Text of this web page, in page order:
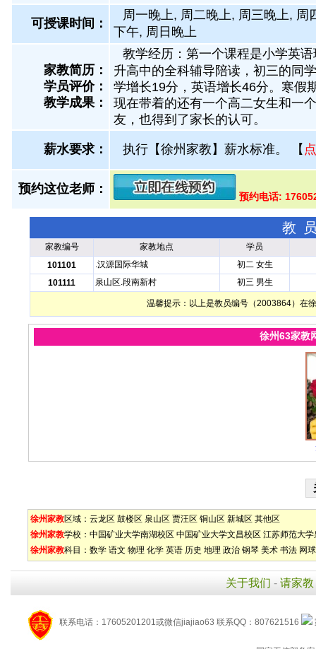
可授课时间：
周一晚上, 周二晚上, 周三晚上,
下午, 周日晚上
家教简历：
学员评价：
教学成果：
教学经历：第一个课程是小学英
升高中的全科辅导陪读，初三的同
学增长19分，英语增长46分。寒假
现在带着的还有一个高二女生和一
友，也得到了家长的认可。
薪水要求： 执行【徐州家教】薪水标准。 【
预约这位老师：
预约电话:
教
家教编号 家教地点
学员
101101
.汉源国际华城
初二 女生
101111
泉山区.段南新村 初三 男生
温馨提示：以上是教员编号（2003864）在
徐州63家教
徐州家教区域： 云龙区 鼓楼区 泉山区 贾汪区 铜山区 新城区 其他区
徐州家教学校： 中国矿业大学南湖校区 中国矿业大学文昌校区 江苏师范大学
徐州家教科目： 数学 语文 物理 化学 英语 历史 地理 政治 钢琴 美术 书法 网球
关于我们 - 请家教
联系电话：17605201201或微信jiajiao63 联系QQ：807621516